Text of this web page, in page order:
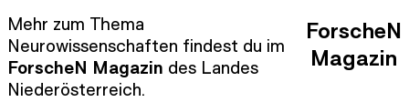
Mehr zum Thema
Neurowissenschaften findest du im
ForscheN Magazin des Landes
Niederösterreich.
ForscheN
Magazin